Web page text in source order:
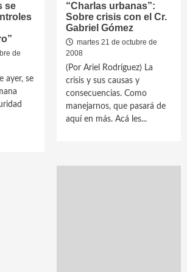
se
de
ayer, se
“Charlas urbanas”:
Sobre crisis con el Cr.
Gabriel Gómez
martes 21 de octubre de
2008
(Por Ariel Rodríguez) La
crisis y sus causas y
consecuencias. Como
manejarnos, que pasará de
aquí en más. Acá les...